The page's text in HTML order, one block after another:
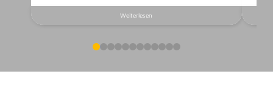
Weiterlesen
0 1 2 3 4 5 6 7 8 9 1011